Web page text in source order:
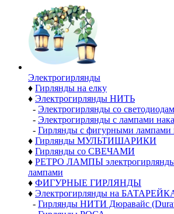
Электро­гирлянды
♦ Гирлянды на елку
♦ Электрогирлянды НИТЬ
- Электрогирлянды со
- Электрогирлянды с лампами
- Гирлянды с фигурными лампами
♦ Гирлянды МУЛЬТИШАРИКИ
♦ Гирлянды со СВЕЧАМИ
♦ РЕТРО ЛАМПЫ
лампами
♦ ФИГУРНЫЕ ГИРЛЯНДЫ
♦ Электрогирлянды на
- Гирлянды НИТИ Дюравайс